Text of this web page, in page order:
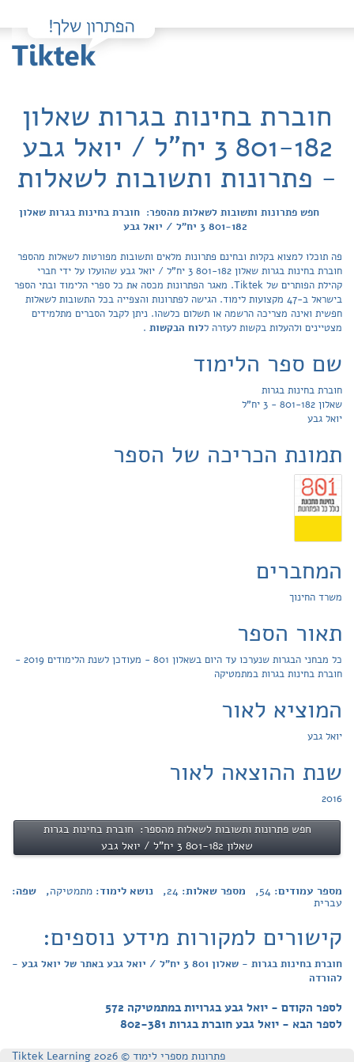
חוברת בחינות בגרות שאלון
801-182 3 יח"ל / יואל גבע
- פתרונות ותשובות לשאלות
חפש פתרונות ותשובות לשאלות מהספר: חוברת בחינות בגרות שאלון
801-182 3 יח"ל / יואל גבע
פה תוכלו למצוא בקלות ובחינם פתרונות מלאים ותשובות מפורטות לשאלות מהספר
חוברת בחינות בגרות שאלון 801-182 3 יח"ל / יואל גבע שהועלו על ידי חברי
קהילת הפותרים של Tiktek. מאגר הפתרונות מכסה את כל ספרי הלימוד ובתי הספר
בישראל ב-47 מקצועות לימוד. הגישה לפתרונות והצפייה בכל התשובות לשאלות
חפשית ואינה מצריכה הרשמה או תשלום כלשהו. ניתן לקבל הסברים מתלמידים
מצטיינים ולהעלות בקשות לעזרה ללוח הבקשות .
שם ספר הלימוד
חוברת בחינות בגרות
שאלון 801-182 - 3 יח"ל
יואל גבע
תמונת הכריכה של הספר
המחברים
משרד החינוך
תאור הספר
כל מבחני הבגרות שנערכו עד היום בשאלון 801 - מעודכן לשנת הלימודים 2019 -
חוברת בחינות בגרות במתמטיקה
המוציא לאור
יואל גבע
שנת ההוצאה לאור
2016
חפש פתרונות ותשובות לשאלות מהספר: חוברת בחינות בגרות
שאלון 801-182 3 יח"ל / יואל גבע
מספר עמודים: 54, מספר שאלות: 24, נושא לימוד: מתמטיקה, שפה:
עברית
קישורים למקורות מידע נוספים:
חוברת בחינות בגרות - שאלון 801 3 יח"ל / יואל גבע באתר של יואל גבע -
להורדה
לספר הקודם - יואל גבע בגרויות במתמטיקה 572
לספר הבא - יואל גבע חוברת בגרות 802-381
פתרונות מספרי לימוד © Tiktek Learning 2026